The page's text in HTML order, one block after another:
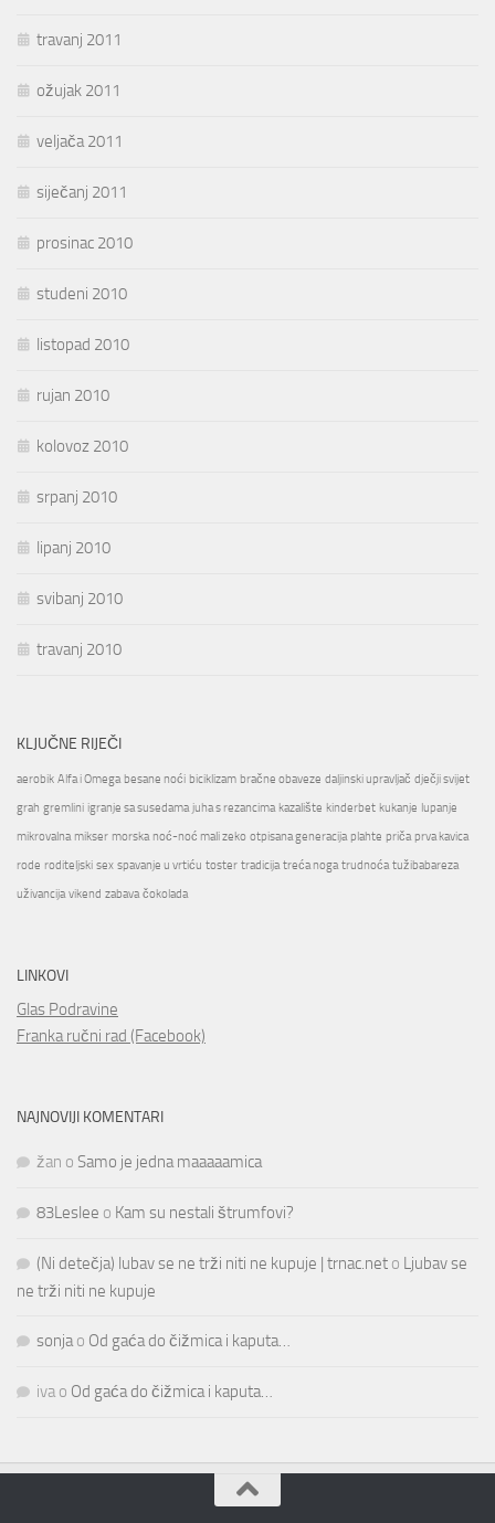
travanj 2011
ožujak 2011
veljača 2011
siječanj 2011
prosinac 2010
studeni 2010
listopad 2010
rujan 2010
kolovoz 2010
srpanj 2010
lipanj 2010
svibanj 2010
travanj 2010
KLJUČNE RIJEČI
aerobik Alfa i Omega besane noći biciklizam bračne obaveze daljinski upravljač dječji svijet
grah gremlini igranje sa susedama juha s rezancima kazalište kinderbet kukanje lupanje
mikrovalna mikser morska noć-noć mali zeko otpisana generacija plahte priča prva kavica
rode roditeljski sex spavanje u vrtiću toster tradicija treća noga trudnoća tužibabareza
uživancija vikend zabava čokolada
LINKOVI
Glas Podravine
Franka ručni rad (Facebook)
NAJNOVIJI KOMENTARI
žan o Samo je jedna maaaaamica
83Leslee o Kam su nestali štrumfovi?
(Ni detečja) lubav se ne trži niti ne kupuje | trnac.net o Ljubav se
ne trži niti ne kupuje
sonjao Od gaća do čižmica i kaputa…
iva o Od gaća do čižmica i kaputa…